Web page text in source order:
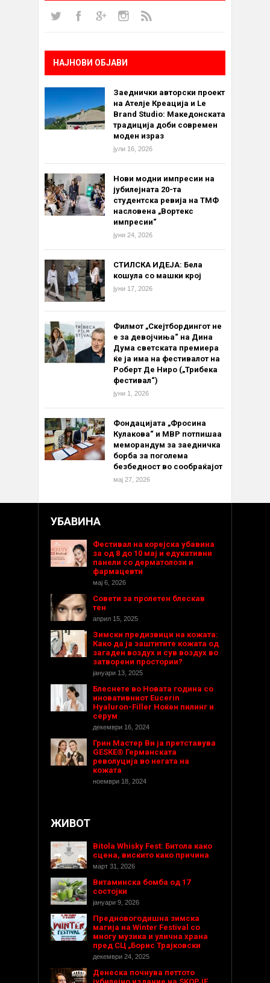
НАЈНОВИ ОБЈАВИ
Заеднички авторски проект
на Ателје Креација и Le
Brand Studio: Македонската
традиција доби современ
моден израз
јули 16, 2026
Нови модни импресии на
јубилејната 20-та
студентска ревија на ТМФ
насловена „Вортекс
импресии“
јуни 24, 2026
СТИЛСКА ИДЕЈА: Бела
кошула со машки крој
јуни 17, 2026
Филмот „Скејтбордингот не
е за девојчиња“ на Дина
Дума светската премиера
ќе ја има на фестивалот на
Роберт Де Ниро („Трибека
фестивал“)
јуни 1, 2026
Фондацијата „Фросина
Кулакова“ и МВР потпишаа
меморандум за заедничка
борба за поголема
безбедност во сообраќајот
мај 27, 2026
УБАВИНА
Фестивал на корејска убавина
за од 8 до 10 мај и едукативни
панели со дерматолози и
фармацевти
мај 6, 2026
Совети за пролетен блескав
тен
април 15, 2025
Зимски предизвици на кожата:
Како да ја заштитите кожата од
загаден воздух и сув воздух во
затворени простории?
јануари 13, 2025
Блеснете во Новата година со
иновативниот Eucerin
Hyaluron-Filler Ноќен пилинг и
серум
декември 16, 2024
Грин Мастер Ви ја претставува
GESKE® Германската
револуција во негата на
кожата
ноември 18, 2024
ЖИВОТ
Bitola Whisky Fest: Битола како
сцена, вискито како причина
март 31, 2026
Витаминска бомба од 17
состојки
јануари 9, 2026
Предновогодишнa зимска
магија на Winter Festival со
многу музика и улична храна
пред СЦ „Борис Трајковски
декември 24, 2025
Денеска почнува петтото